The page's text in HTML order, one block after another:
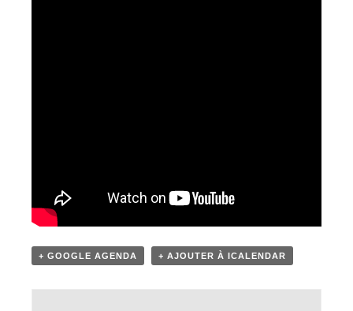
+ GOOGLE AGENDA + AJOUTER À ICALENDAR